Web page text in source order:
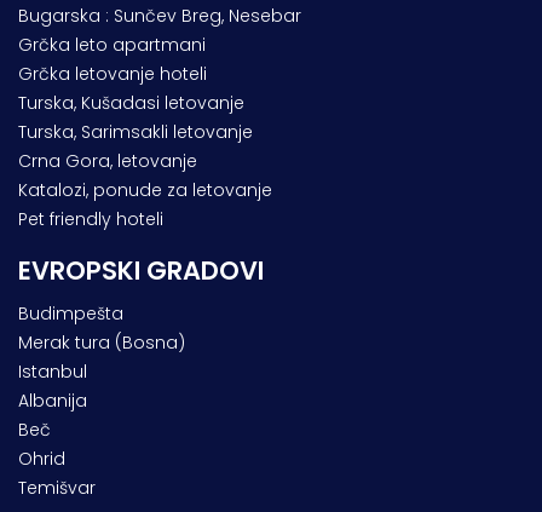
Bugarska : Sunčev Breg, Nesebar
Grčka leto apartmani
Grčka letovanje hoteli
Turska, Kušadasi letovanje
Turska, Sarimsakli letovanje
Crna Gora, letovanje
Katalozi, ponude za letovanje
Pet friendly hoteli
EVROPSKI GRADOVI
Budimpešta
Merak tura (Bosna)
Istanbul
Albanija
Beč
Ohrid
Temišvar